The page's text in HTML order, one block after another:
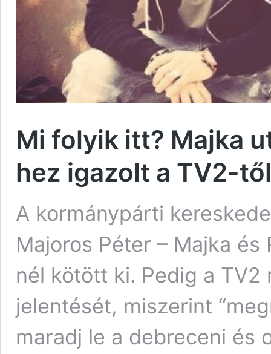
Mi folyik itt? Majka
hez igazolt a TV2-től
A kormánypárti
Majoros Péter – Majka
nél kötött ki. Pedig a
jelentését, miszerint
maradj le a debreceni és